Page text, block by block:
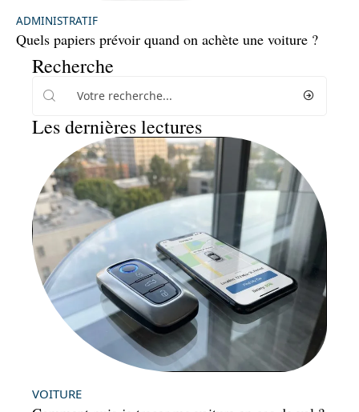
ADMINISTRATIF
Quels papiers prévoir quand on achète une voiture ?
Recherche
Les dernières lectures
VOITURE